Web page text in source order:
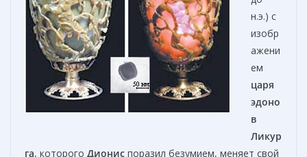
н.э.) с
изобр
ажени
ем
царя
эдоно
в
Ликур
га, которого Дионис поразил безумием, меняет свой